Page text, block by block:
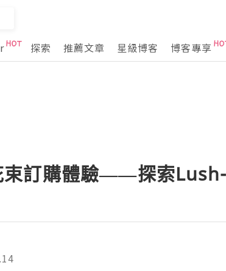
探索 推薦文章 星級博客 博客專享
束訂購體驗——探索